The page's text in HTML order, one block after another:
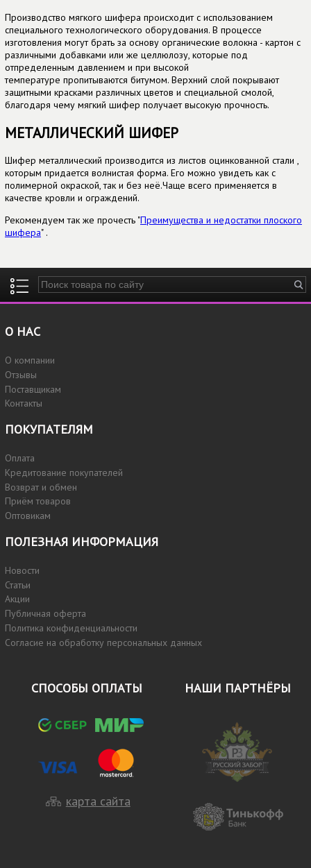
Производство мягкого шифера происходит с использованием
специального технологического оборудования. В процессе
изготовления могут брать за основу органические волокна - картон с
различными добавками или же целлюлозу, которые под
отпределенным давлением и при высокой
температуре пропитываются битумом. Верхний слой покрывают
защитными красками различных цветов и специальной смолой,
благодаря чему мягкий шифер получает высокую прочность.
МЕТАЛЛИЧЕСКИЙ ШИФЕР
Шифер металлический производится из листов оцинкованной стали ,
которым придается волнистая форма. Его можно увидеть как с
полимерной окраской, так и без неё.Чаще всего применяется в
качестве кровли и ограждений.
Рекомендуем так же прочесть "Преимущества и недостатки плоского
шифера" .
Введите ключевые слова для поиска
О НАС
О компании
Отзывы
Поставщикам
Контакты
ПОКУПАТЕЛЯМ
Оплата
Кредитование покупателей
Возврат и обмен
Приём товаров
Оптовикам
ПОЛЕЗНАЯ ИНФОРМАЦИЯ
Новости
Статьи
Акции
Публичная оферта
Политика конфиденциальности
Согласие на обработку персональных данных
СПОСОБЫ ОПЛАТЫ
карта сайта
НАШИ ПАРТНЁРЫ